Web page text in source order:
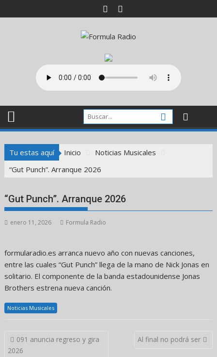
al
Tu estas aquí Inicio
Noticias Musicales
“Gut Punch”. Arranque 2026
“Gut Punch”. Arranque 2026
enero 11, 2026 Formula Radio
formularadio.es arranca nuevo año con nuevas canciones,
entre las cuales “Gut Punch” llega de la mano de Nick Jonas en
solitario. El componente de la banda estadounidense Jonas
Brothers estrena nueva canción.
Noticias Musicales
Navegación
de
091 anuncia regreso y gira
2026
Al final no podrá ser